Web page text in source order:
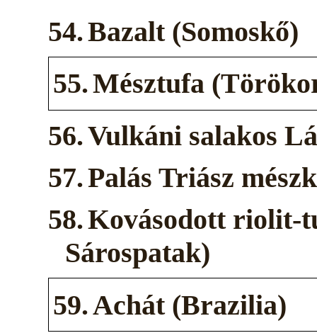
54.Bazalt (Somoskő)
55.Mésztufa
56.Vulkáni salakos
57.Palás Triász
58.Kovásodott riolit-
Sárospatak)
59.Achát (Brazilia)